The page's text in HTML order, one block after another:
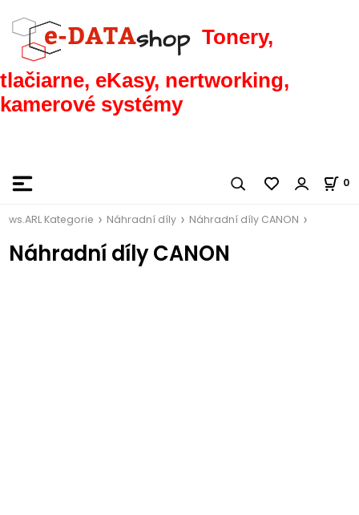
Tonery,
tlačiarne, eKasy, nertworking,
kamerové systémy
0
ws.ARL Kategorie Náhradní díly Náhradní díly CANON
Náhradní díly CANON